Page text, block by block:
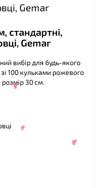
Gemar
стандартні,
Gemar
вибір для будь-якого
100 кульками рожевого
30 см.